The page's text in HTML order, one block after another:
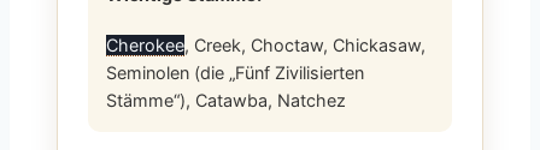
Cherokee, Creek, Choctaw, Chickasaw,
Seminolen (die „Fünf Zivilisierten
Stämme“), Catawba, Natchez